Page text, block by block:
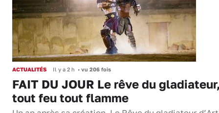
ACTUALITÉS Il y a 2 h • vu 206 fois
FAIT DU JOUR Le rêve du
tout feu tout flamme